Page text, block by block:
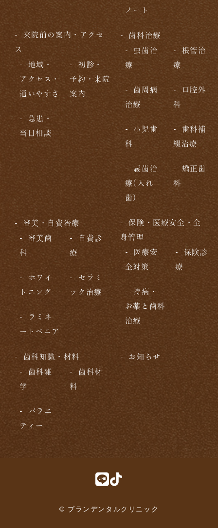
ノート
来院前の案内・アクセ
ス
地域・
アクセス・
通いやすさ
初診・
予約・来院
案内
急患・
当日相談
歯科治療
虫歯治
療
根管治
療
歯周病
治療
口腔外
科
小児歯
科
歯科補
綴治療
義歯治
療(入れ
歯)
矯正歯
科
審美・自費治療
審美歯
科
自費診
療
ホワイ
トニング
セラミ
ック治療
ラミネ
ートベニア
保険・医療安全・全
身管理
医療安
全対策
保険診
療
持病・
お薬と歯科
治療
歯科知識・材料
歯科雑
学
歯科材
料
バラエ
ティー
お知らせ
© ブランデンタルクリニック